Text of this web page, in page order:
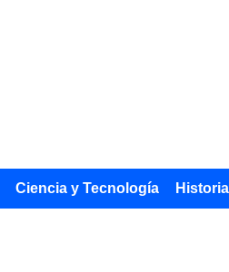
Ciencia y Tecnología